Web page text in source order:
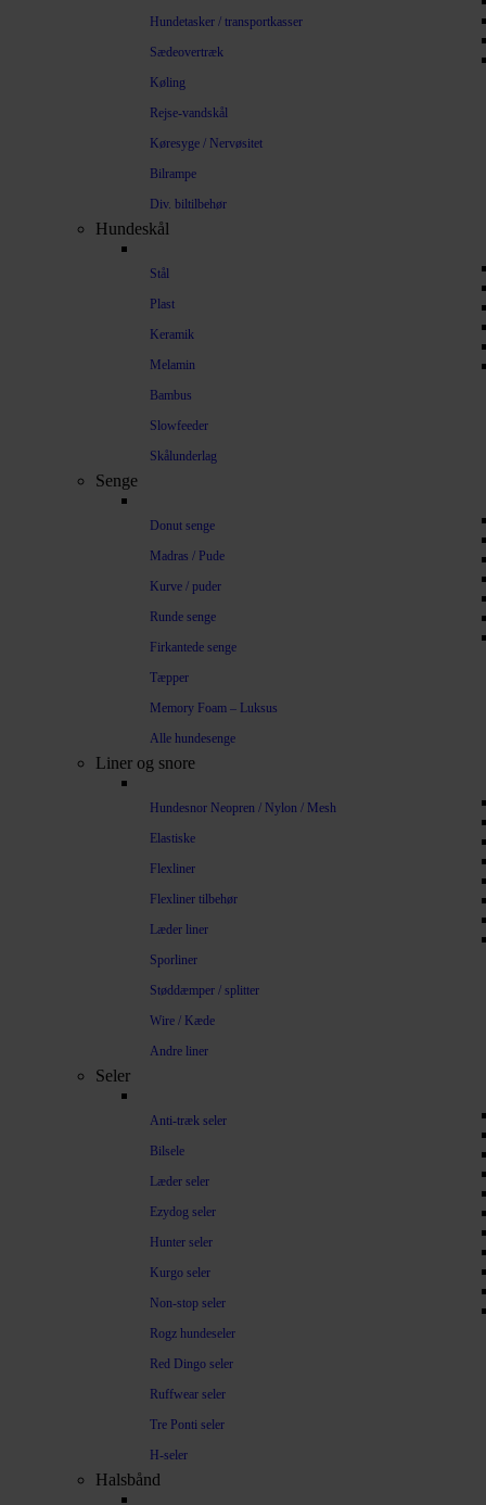
Hundetasker / transportkasser
Sædeovertræk
Køling
Rejse-vandskål
Køresyge / Nervøsitet
Bilrampe
Div. biltilbehør
Hundeskål
Stål
Plast
Keramik
Melamin
Bambus
Slowfeeder
Skålunderlag
Senge
Donut senge
Madras / Pude
Kurve / puder
Runde senge
Firkantede senge
Tæpper
Memory Foam – Luksus
Alle hundesenge
Liner og snore
Hundesnor Neopren / Nylon / Mesh
Elastiske
Flexliner
Flexliner tilbehør
Læder liner
Sporliner
Støddæmper / splitter
Wire / Kæde
Andre liner
Seler
Anti-træk seler
Bilsele
Læder seler
Ezydog seler
Hunter seler
Kurgo seler
Non-stop seler
Rogz hundeseler
Red Dingo seler
Ruffwear seler
Tre Ponti seler
H-seler
Halsbånd